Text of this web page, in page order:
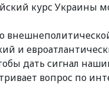
курс Украины
и
дать сигнал
вопрос по